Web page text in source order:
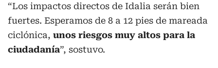
“Los impactos directos de Idalia serán bien
fuertes. Esperamos de 8 a 12 pies de mareada
ciclónica, unos riesgos muy altos para la
ciudadanía”, sostuvo.